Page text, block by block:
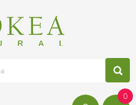
0